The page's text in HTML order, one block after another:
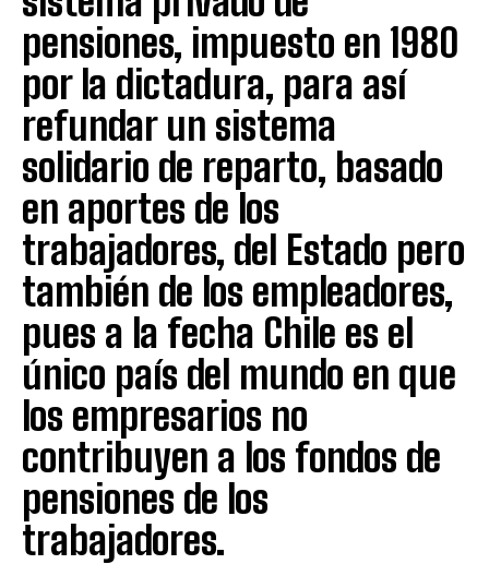
pensiones, impuesto en 1980
por la dictadura, para así
refundar un sistema
solidario de reparto, basado
en aportes de los
trabajadores, del Estado pero
también de los empleadores,
pues a la fecha Chile es el
único país del mundo en que
los empresarios no
contribuyen a los fondos de
pensiones de los
trabajadores.